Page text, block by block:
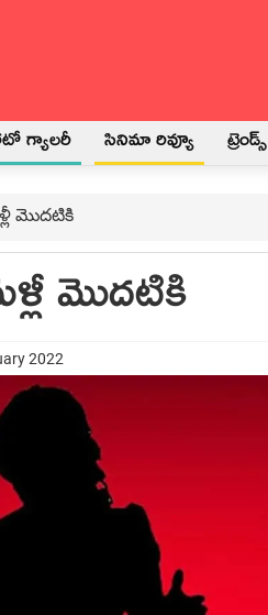
గ్యాలరీ సినిమా రివ్యూ ట్రెండ్స్
మొద‌టికి
మొద‌టికి
2022